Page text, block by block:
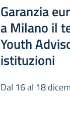
Garanzia
a Milano il
Youth
istituzioni
Dal 16 al 18